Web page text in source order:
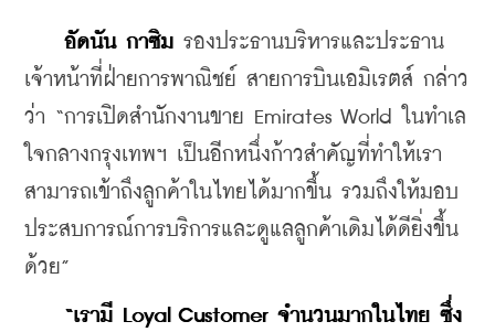
อัดนัน กาซิม รองประธานบริหารและประธาน
เจ้าหน้าที่ฝ่ายการพาณิชย์ สายการบินเอมิเรตส์ กล่าว
ว่า “การเปิดสำนักงานขาย Emirates World ในทำเล
ใจกลางกรุงเทพฯ เป็นอีกหนึ่งก้าวสำคัญที่ทำให้เรา
สามารถเข้าถึงลูกค้าในไทยได้มากขึ้น รวมถึงให้มอบ
ประสบการณ์การบริการและดูแลลูกค้าเดิมได้ดียิ่งขึ้น
ด้วย”
“เรามี Loyal Customer จำนวนมากในไทย ซึ่ง